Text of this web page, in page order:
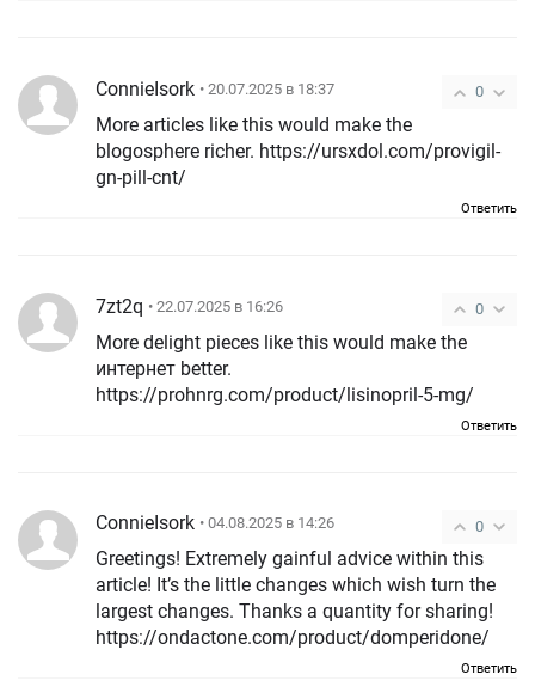
0
ConnieIsork • 20.07.2025 в 18:37
More articles like this would make the
blogosphere richer. https://ursxdol.com/provigil-
gn-pill-cnt/
Ответить
0
7zt2q • 22.07.2025 в 16:26
More delight pieces like this would make the
интернет better.
https://prohnrg.com/product/lisinopril-5-mg/
Ответить
0
ConnieIsork • 04.08.2025 в 14:26
Greetings! Extremely gainful advice within this
article! It’s the little changes which wish turn the
largest changes. Thanks a quantity for sharing!
https://ondactone.com/product/domperidone/
Ответить